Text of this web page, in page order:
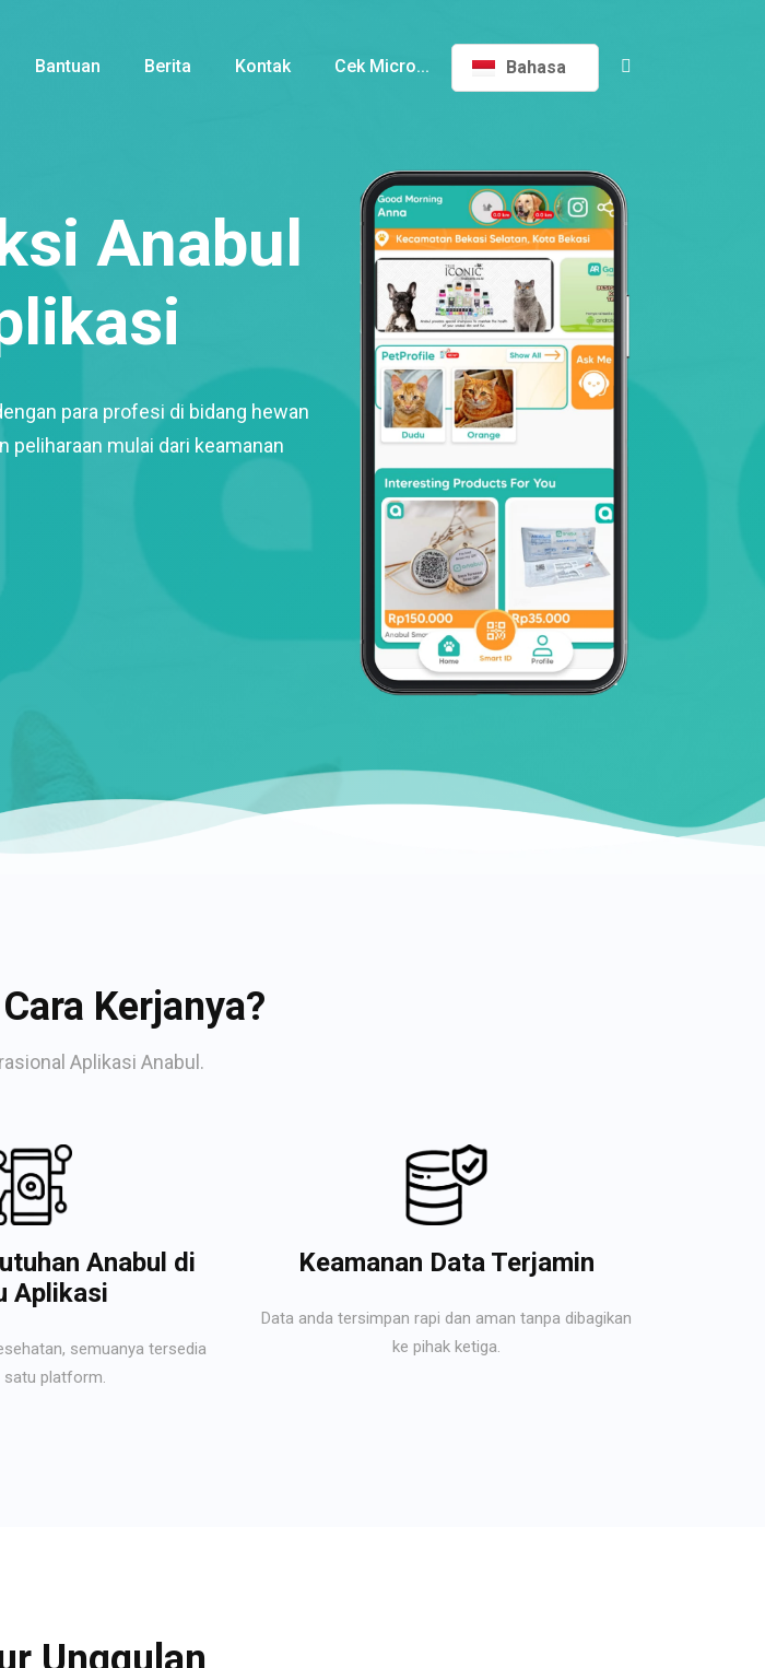
Bantuan Berita Kontak Cek Micro... Bahasa
Anabul
para profesi di bidang hewan
mulai dari keamanan
Kerjanya?
Aplikasi Anabul.
Anabul di
Aplikasi
semuanya tersedia
satu platform.
Keamanan Data Terjamin
Data anda tersimpan rapi dan aman tanpa dibagikan
ke pihak ketiga.